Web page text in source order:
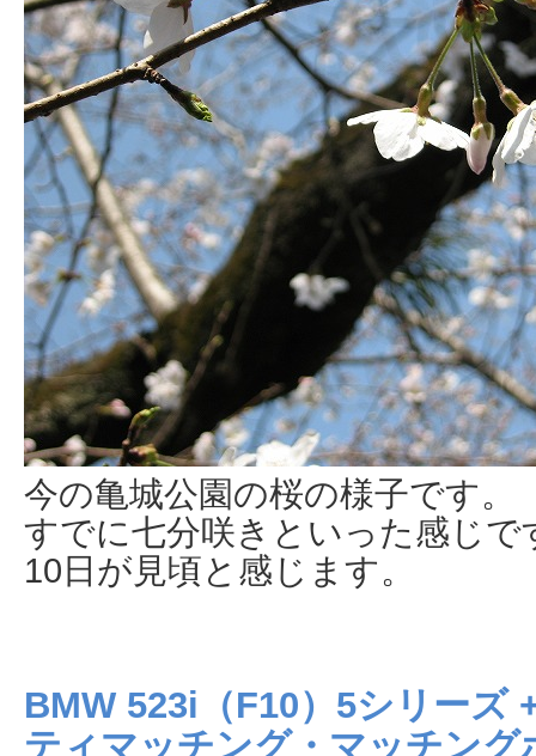
今の亀城公園の桜の様子です。
すでに七分咲きといった感じ
10日が見頃と感じます。
BMW 523i（F10）5シリーズ
ティマッチング・マッチン